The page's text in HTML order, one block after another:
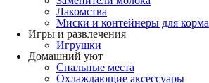
Лакомства
Миски и контейнеры для корма
Игры и развлечения
Игрушки
Домашний уют
Спальные места
Охлаждающие аксессуары